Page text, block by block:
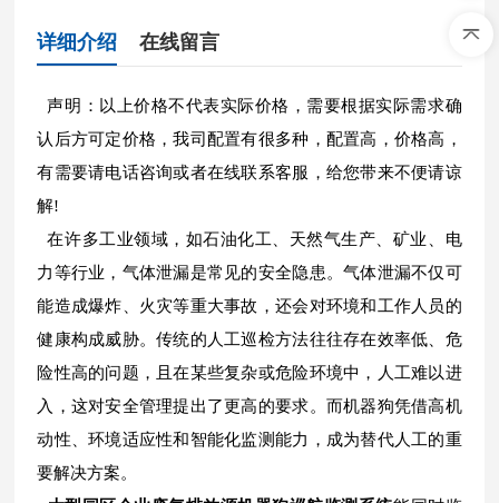
详细介绍 在线留言
声明：以上价格不代表实际价格，需要根据实际需求确
认后方可定价格，我司配置有很多种，配置高，价格高，
有需要请电话咨询或者在线联系客服，给您带来不便请谅
解!
在许多工业领域，如石油化工、天然气生产、矿业、电
力等行业，气体泄漏是常见的安全隐患。气体泄漏不仅可
能造成爆炸、火灾等重大事故，还会对环境和工作人员的
健康构成威胁。传统的人工巡检方法往往存在效率低、危
险性高的问题，且在某些复杂或危险环境中，人工难以进
入，这对安全管理提出了更高的要求。而机器狗凭借高机
动性、环境适应性和智能化监测能力，成为替代人工的重
要解决方案。